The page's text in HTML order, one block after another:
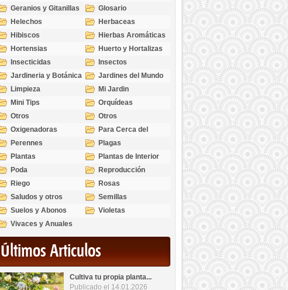
Geranios y Gitanillas
Glosario
Helechos
Herbaceas
Hibiscos
Hierbas Aromáticas
Hortensias
Huerto y Hortalizas
Insecticidas
Insectos
Jardineria y Botánica
Jardines del Mundo
Limpieza
Mi Jardin
Mini Tips
Orquídeas
Otros
Otros
Oxigenadoras
Para Cerca del
Estanque
Perennes
Plagas
Plantas
Plantas de Interior
Poda
Reproducción
Riego
Rosas
Saludos y otros
temas
Semillas
Suelos y Abonos
Violetas
Vivaces y Anuales
Últimos Articulos
Cultiva tu propia planta...
Publicado el 14.01.2026